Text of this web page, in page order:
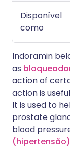
Disponível
como
Indoramin
as
action of
action is
It is used to
prostate
blood
(hipertensão)